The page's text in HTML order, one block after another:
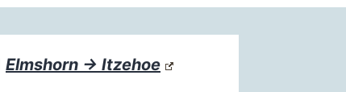
Elmshorn → Itzehoe